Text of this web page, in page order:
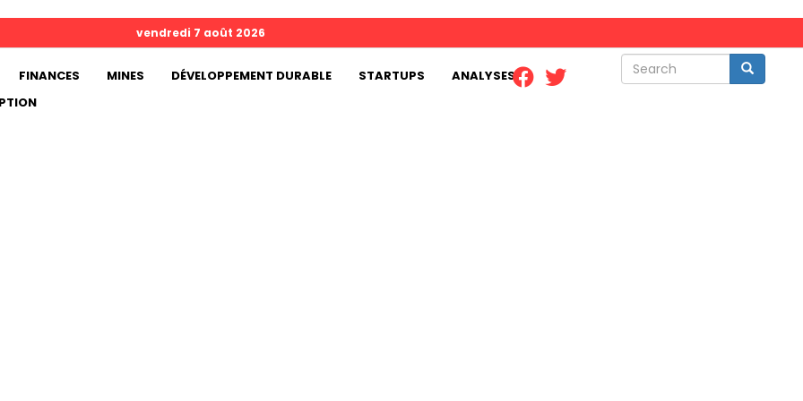
Search Search
vendredi 7 août 2026
FINANCES MINES DÉVELOPPEMENT DURABLE STARTUPS
ANALYSES